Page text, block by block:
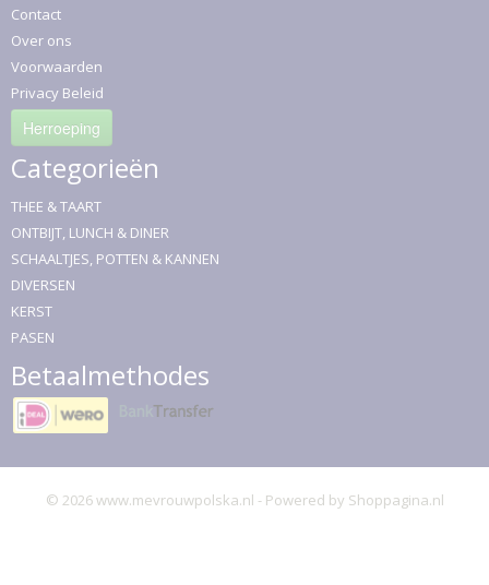
Contact
Over ons
Voorwaarden
Privacy Beleid
Herroeping
Categorieën
THEE & TAART
ONTBIJT, LUNCH & DINER
SCHAALTJES, POTTEN & KANNEN
DIVERSEN
KERST
PASEN
Betaalmethodes
© 2026 www.mevrouwpolska.nl - Powered by Shoppagina.nl